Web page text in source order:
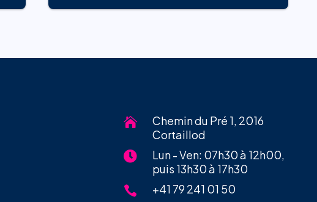

Chemin du Pré 1, 2016
Cortaillod

Lun - Ven: 07h30 à 12h00,
puis 13h30 à 17h30
 +41 79 241 01 50